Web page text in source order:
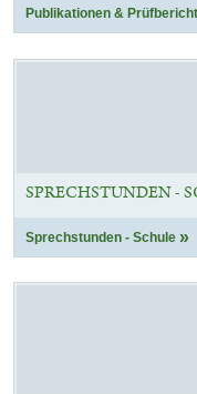
Publikationen &
SPRECHSTUNDEN -
Sprechstunden - Schule